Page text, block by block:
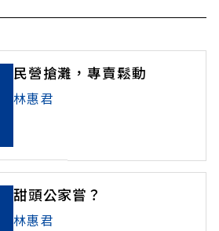
民營搶灘，專賣鬆動
林惠君
甜頭公家嘗？
林惠君